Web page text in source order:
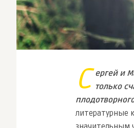
С ергей и
только
литературные